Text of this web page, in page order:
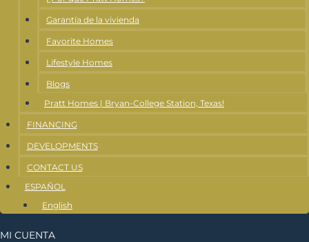
Garantía de la vivienda
Favorite Homes
Lifestyle Homes
Blogs
Pratt Homes | Bryan-College Station, Texas!
FINANCING
DEVELOPMENTS
CONTACT US
ESPAÑOL
English
MI CUENTA